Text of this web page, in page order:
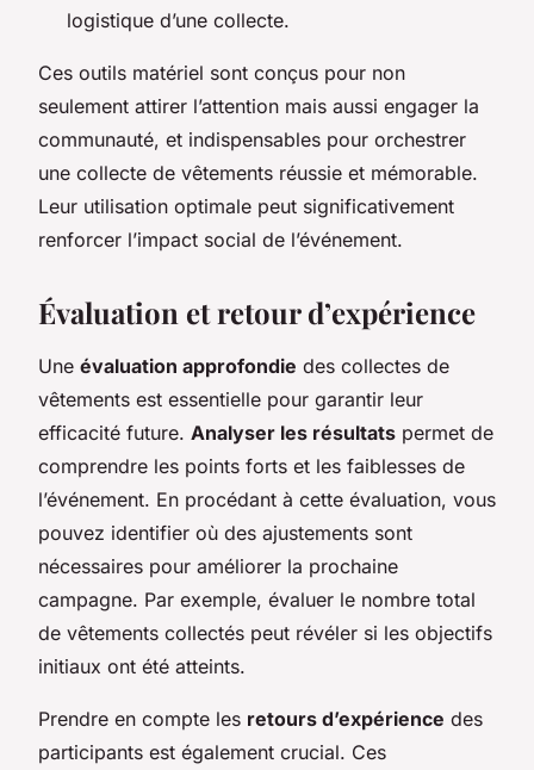
logistique d’une collecte.
Ces outils matériel sont conçus pour non
seulement attirer l’attention mais aussi engager la
communauté, et indispensables pour orchestrer
une collecte de vêtements réussie et mémorable.
Leur utilisation optimale peut significativement
renforcer l’impact social de l’événement.
Évaluation et retour d’expérience
Une évaluation approfondie des collectes de
vêtements est essentielle pour garantir leur
efficacité future. Analyser les résultats permet de
comprendre les points forts et les faiblesses de
l’événement. En procédant à cette évaluation, vous
pouvez identifier où des ajustements sont
nécessaires pour améliorer la prochaine
campagne. Par exemple, évaluer le nombre total
de vêtements collectés peut révéler si les objectifs
initiaux ont été atteints.
Prendre en compte les retours d’expérience des
participants est également crucial. Ces